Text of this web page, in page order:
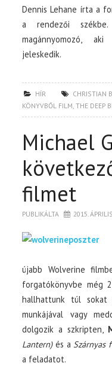
Dennis Lehane írta a
a rendezői
magánnyomozó,
jeleskedik.
HÍR CHRISTIAN
KÖNYVBŐL FILM,THE DEEP
Michael
filmet
PUBLIKÁLTA 2015.
újabb Wolverine
forgatókönyvbe még
hallhattunk túl sokat
munkájával vagy
dolgozik a szkripten,
Lantern)és a Szárnyas
a feladatot.